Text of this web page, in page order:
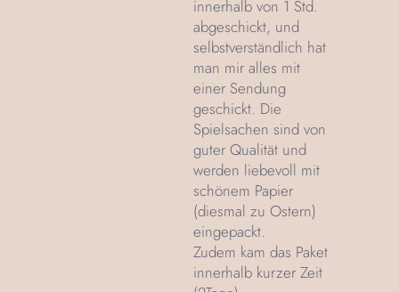
innerhalb von 1 Std.
abgeschickt, und
selbstverständlich hat
man mir alles mit
einer Sendung
geschickt. Die
Spielsachen sind von
guter Qualität und
werden liebevoll mit
schönem Papier
(diesmal zu Ostern)
eingepackt.
Zudem kam das Paket
innerhalb kurzer Zeit